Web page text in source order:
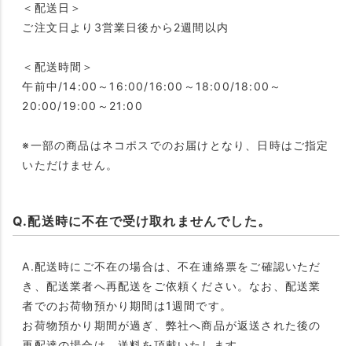
＜配送日＞
ご注文日より3営業日後から2週間以内
＜配送時間＞
午前中/14:00～16:00/16:00～18:00/18:00～
20:00/19:00～21:00
※一部の商品はネコポスでのお届けとなり、日時はご指定
いただけません。
Q.配送時に不在で受け取れませんでした。
A.配送時にご不在の場合は、不在連絡票をご確認いただ
き、配送業者へ再配送をご依頼ください。なお、配送業
者でのお荷物預かり期間は1週間です。
お荷物預かり期間が過ぎ、弊社へ商品が返送された後の